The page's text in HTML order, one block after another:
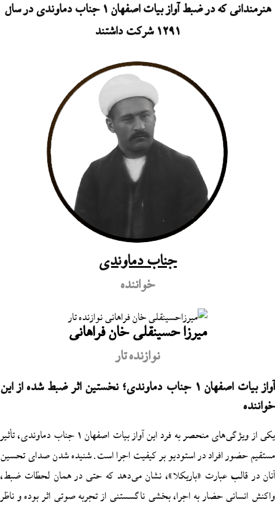
هنرمندانی که در ضبط آواز بیات اصفهان 1 جناب دماوندی در سال
جناب دماوندی
میرزا حسینقلی خان فراهانی
نوازنده تار
آواز بیات اصفهان 1 جناب دماوندی؛ نخستین اثر ضبط شده از این
یکی از ویژگی‌های منحصر به فرد این آواز بیات اصفهان 1 جناب دماوندی، تأثیر
افراد در استودیو بر کیفیت اجرا است. شنیده شدن صدای تحسین
عبارت «باریکلا»، نشان می‌دهد که حتی در همان لحظات ضبط،
حضار به اجرا، بخشی ناگسستنی از تجربه صوتی اثر بوده و ناظر